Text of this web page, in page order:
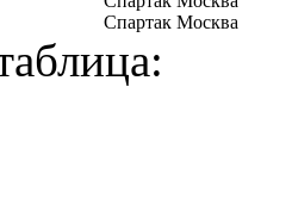
Спартак Москва